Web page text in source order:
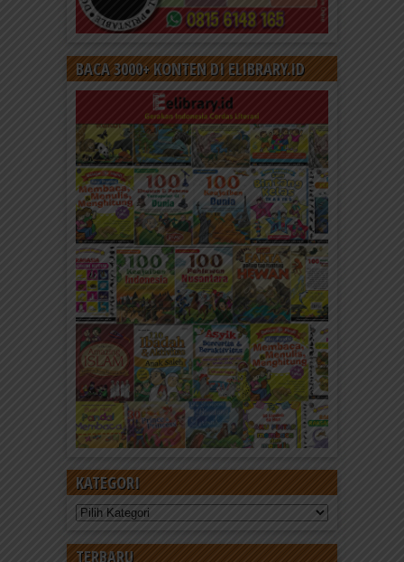
BACA 3000+ KONTEN DI ELIBRARY.ID
KATEGORI
Kategori
TERBARU